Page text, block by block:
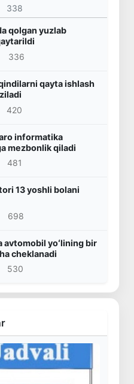
338
qolgan yuzlab
336
qayta ishlash
420
informatika
mezbonlik qiladi
481
13 yoshli bolani
698
avtomobil yoʻlining bir
cheklanadi
530